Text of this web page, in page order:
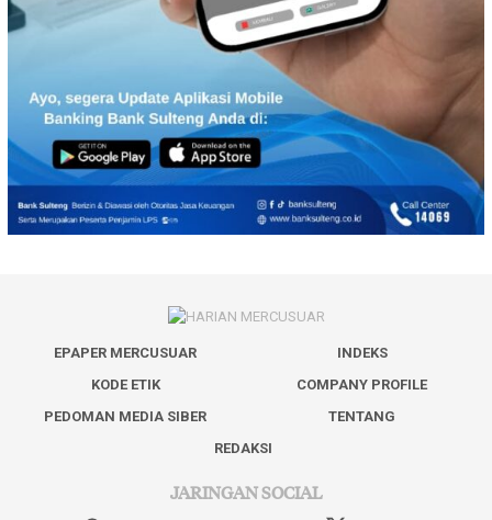
EPAPER MERCUSUAR
INDEKS
KODE ETIK
COMPANY PROFILE
PEDOMAN MEDIA SIBER
TENTANG
REDAKSI
JARINGAN SOCIAL